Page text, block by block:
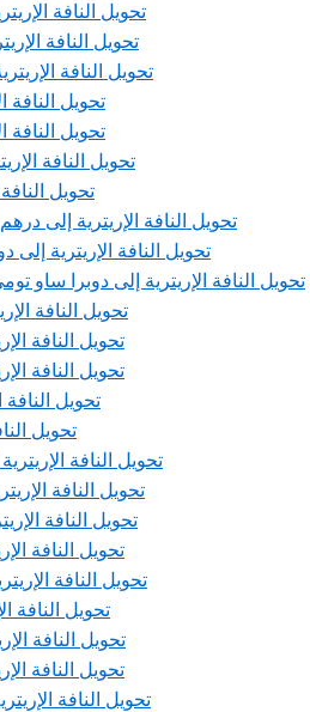
تحويل النافة
تحويل النافة
تحويل النافة
تحويل النافة
تحويل النافة
تحويل النافة
تحويل النافة
تحويل النافة الإريترية إلى
تحويل النافة الإريترية
تحويل النافة الإريترية إلى دوبرا ساو تومي
تحويل النافة
تحويل النافة
تحويل النافة
تحويل النافة
تحويل
تحويل النافة
تحويل النافة
تحويل النافة
تحويل النافة
تحويل النافة
تحويل النافة
تحويل النافة
تحويل النافة
تحويل النافة